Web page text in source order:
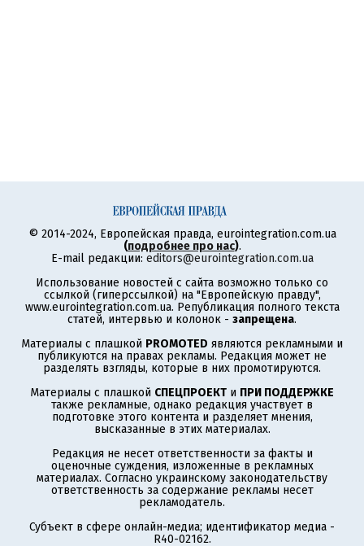
© 2014-2024, Европейская правда, eurointegration.com.ua
(подробнее про нас).
E-mail редакции: editors@eurointegration.com.ua
Использование новостей с сайта возможно только со
ссылкой (гиперссылкой) на "Европейскую правду",
www.eurointegration.com.ua. Републикация полного текста
статей, интервью и колонок - запрещена.
Материалы с плашкой PROMOTED являются рекламными и
публикуются на правах рекламы. Редакция может не
разделять взгляды, которые в них промотируются.
Материалы с плашкой СПЕЦПРОЕКТ и ПРИ ПОДДЕРЖКЕ
также рекламные, однако редакция участвует в
подготовке этого контента и разделяет мнения,
высказанные в этих материалах.
Редакция не несет ответственности за факты и
оценочные суждения, изложенные в рекламных
материалах. Согласно украинскому законодательству
ответственность за содержание рекламы несет
рекламодатель.
Субъект в сфере онлайн-медиа; идентификатор медиа -
R40-02162.